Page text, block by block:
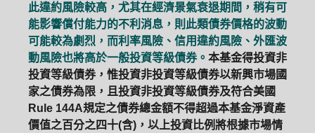
此違約風險較高，尤其在經濟景氣衰退期間，稍有可
能影響償付能力的不利消息，則此類債券價格的波動
可能較為劇烈，而利率風險、信用違約風險、外匯波
動風險也將高於一般投資等級債券。 本基金得投資非
投資等級債券，惟投資非投資等級債券以新興市場國
家之債券為限，且投資非投資等級債券及符合美國
Rule 144A規定之債券總金額不得超過本基金淨資產
價值之百分之四十(含)，以上投資比例將根據市場情